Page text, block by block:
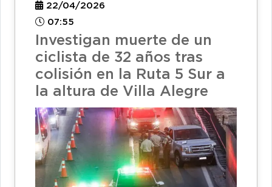
22/04/2026
07:55
Investigan muerte de un
ciclista de 32 años tras
colisión en la Ruta 5 Sur a
la altura de Villa Alegre